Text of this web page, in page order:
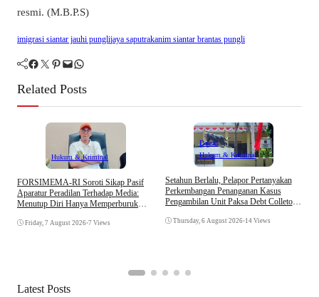
resmi. (M.B.P.S)
imigrasi siantar jauhi punglijaya saputrakanim siantar brantas pungli
Facebook Twitter Pinterest Mail WhatsApp
Related Posts
Hukum & Kriminal
​FORSIMEMA-RI Soroti Sikap Pasif
Aparatur Peradilan Terhadap Media:
Menutup Diri Hanya Memperburuk
Friday, 7 August 2026•7 Views
Daerah
Hukum & Kriminal
Setahun Berlalu, Pelapor Pertanyakan
Perkembangan Penanganan Kasus
Pengambilan Unit Paksa Debt Colletor
Thursday, 6 August 2026•14 Views
Latest Posts